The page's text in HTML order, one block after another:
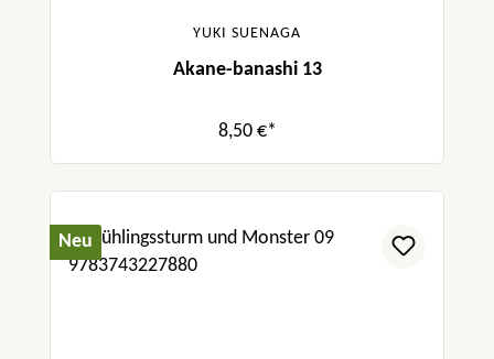
YUKI SUENAGA
Akane-banashi 13
8,50 €*
Neu